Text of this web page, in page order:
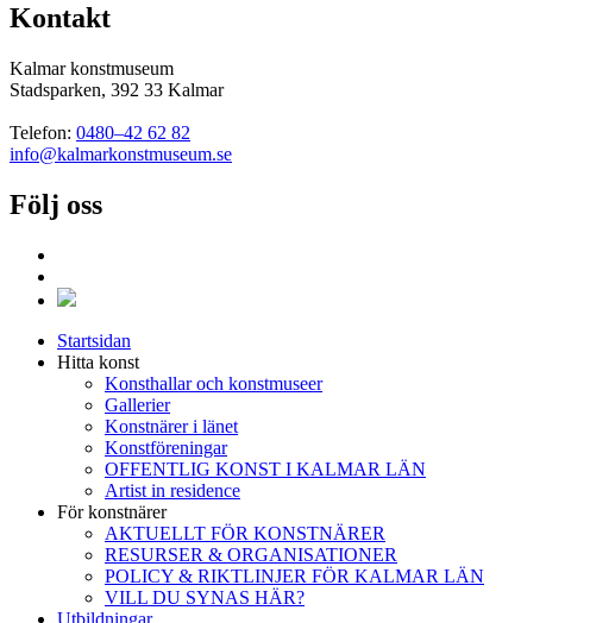
Kontakt
Kalmar konstmuseum
Stadsparken, 392 33 Kalmar
Telefon: 0480–42 62 82
info@kalmarkonstmuseum.se
Följ oss
Startsidan
Hitta konst
Konsthallar och konstmuseer
Gallerier
Konstnärer i länet
Konstföreningar
OFFENTLIG KONST I KALMAR LÄN
Artist in residence
För konstnärer
AKTUELLT FÖR KONSTNÄRER
RESURSER & ORGANISATIONER
POLICY & RIKTLINJER FÖR KALMAR LÄN
VILL DU SYNAS HÄR?
Utbildningar